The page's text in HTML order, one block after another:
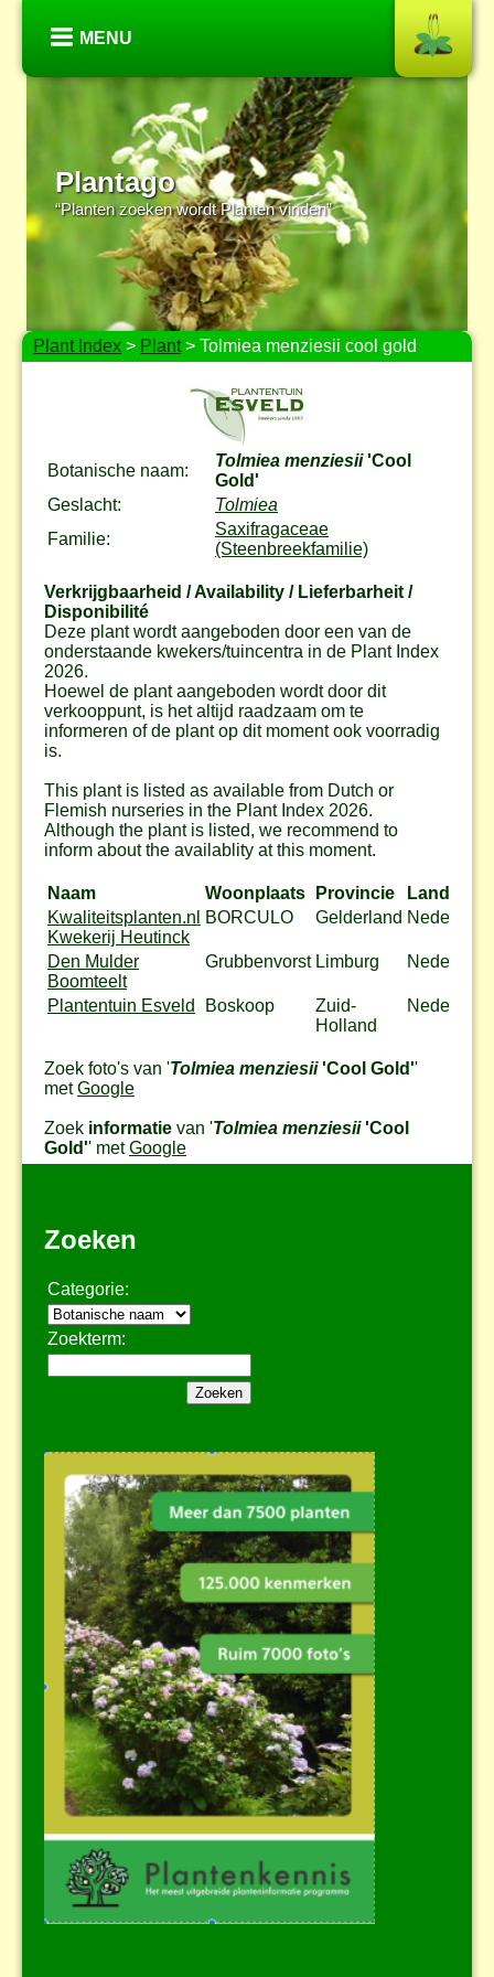
MENU
Plantago
“Planten zoeken wordt Planten vinden”
Plant Index > Plant> Tolmiea menziesii cool gold
Botanische naam:
Tolmiea menziesii'Cool
Gold'
Geslacht:
Tolmiea
Familie:
Saxifragaceae
(Steenbreekfamilie)
Verkrijgbaarheid / Availability / Lieferbarheit /
Disponibilité
Deze plant wordt aangeboden door een van de
onderstaande kwekers/tuincentra in de Plant Index
2026.
Hoewel de plant aangeboden wordt door dit
verkooppunt, is het altijd raadzaam om te
informeren of de plant op dit moment ook voorradig
is.
This plant is listed as available from Dutch or
Flemish nurseries in the Plant Index 2026.
Although the plant is listed, we recommend to
inform about the availablity at this moment.
Naam Woonplaats Provincie
Land
Kwaliteitsplanten.nl
Kwekerij Heutinck
BORCULO Gelderland Nederland
Den Mulder
Boomteelt
Grubbenvorst Limburg Nederland
Plantentuin Esveld Boskoop
Zuid-
Holland
Nederland
Zoek foto's van 'Tolmiea menziesii'Cool Gold''
metGoogle
Zoek informatie van 'Tolmiea menziesii'Cool
Gold'' metGoogle
Zoeken
Categorie:
Zoekterm: